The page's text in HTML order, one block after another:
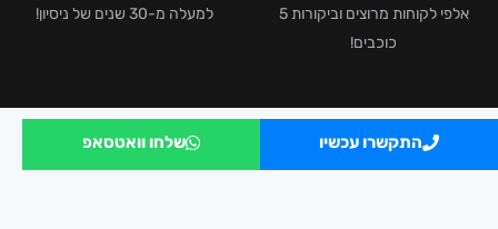
אלפי לקוחות מרוצים וביקורות 5
כוכבים!
למעלה מ-30 שנים של ניסיון!
התקשרו עכשיו שלחו וואטסאפ